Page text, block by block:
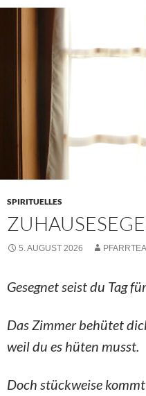
SPIRITUELLES
5. AUGUST 2026
Gesegnet seist du Tag
Das Zimmer behütet
weil du es hüten musst.
Doch stückweise